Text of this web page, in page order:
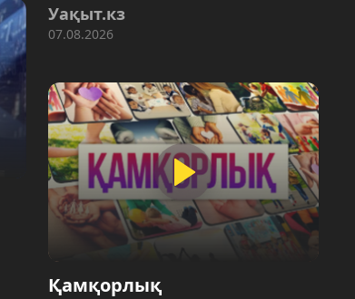
Уақыт.кз
07.08.2026
Қамқорлық